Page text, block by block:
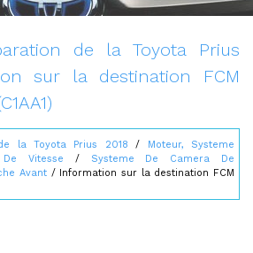
de la Toyota Prius
sur la destination FCM
la Toyota Prius 2018 /
Moteur, Systeme
De Vitesse /
Systeme De Camera De
Avant / Information sur la destination FCM